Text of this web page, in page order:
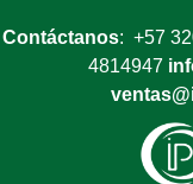
Contáctanos: +57
4814947